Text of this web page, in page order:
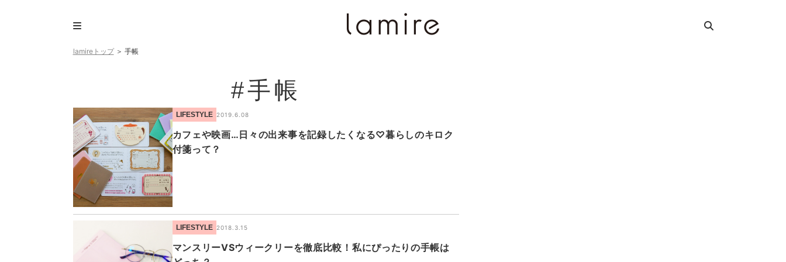
lamireトップ＞ 手帳
#手帳
LIFESTYLE 2019.6.08
カフェや映画…日々の出来事を記録したくなる♡暮らしのキロク
付箋って？
LIFESTYLE 2018.3.15
マンスリーVSウィークリーを徹底比較！私にぴったりの手帳は